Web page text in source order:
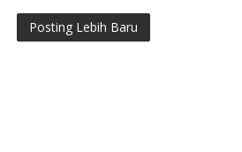
Posting Lebih Baru